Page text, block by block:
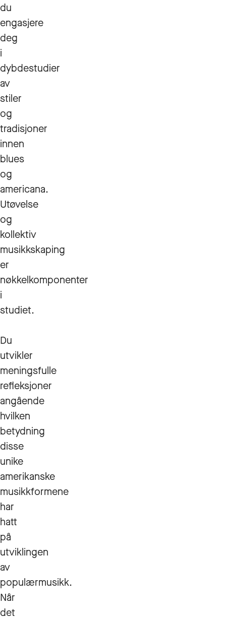
du
engasjere
deg
i
dybdestudier
av
stiler
og
tradisjoner
innen
blues
og
americana.
Utøvelse
og
kollektiv
musikkskaping
er
nøkkelkomponenter
i
studiet.
Du
utvikler
meningsfulle
refleksjoner
angående
hvilken
betydning
disse
unike
amerikanske
musikkformene
har
hatt
på
utviklingen
av
populærmusikk.
Når
det